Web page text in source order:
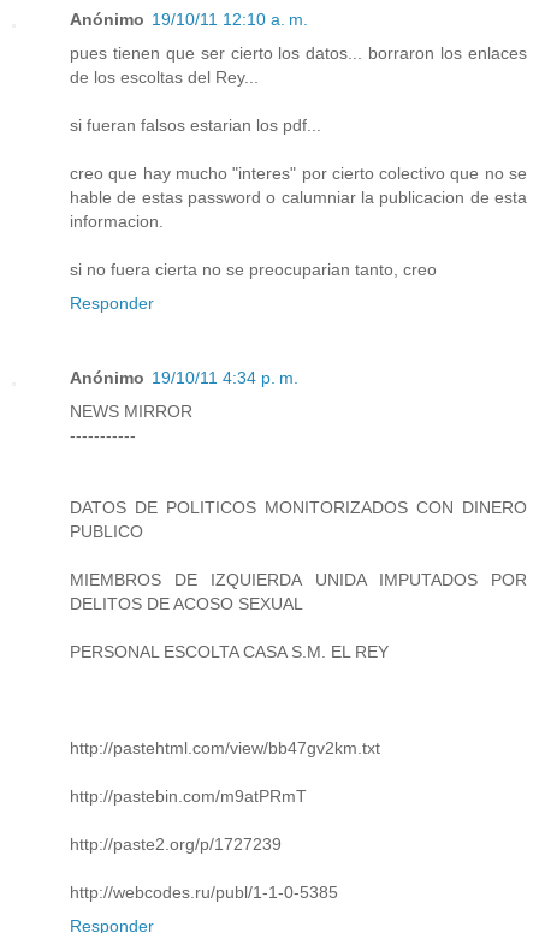
Anónimo 19/10/11 12:10 a. m.
pues tienen que ser cierto los datos... borraron los enlaces
de los escoltas del Rey...
si fueran falsos estarian los pdf...
creo que hay mucho "interes" por cierto colectivo que no se
hable de estas password o calumniar la publicacion de esta
informacion.
si no fuera cierta no se preocuparian tanto, creo
Responder
Anónimo 19/10/11 4:34 p. m.
NEWS MIRROR
-----------
DATOS DE POLITICOS MONITORIZADOS CON DINERO
PUBLICO
MIEMBROS DE IZQUIERDA UNIDA IMPUTADOS POR
DELITOS DE ACOSO SEXUAL
PERSONAL ESCOLTA CASA S.M. EL REY
http://pastehtml.com/view/bb47gv2km.txt
http://pastebin.com/m9atPRmT
http://paste2.org/p/1727239
http://webcodes.ru/publ/1-1-0-5385
Responder